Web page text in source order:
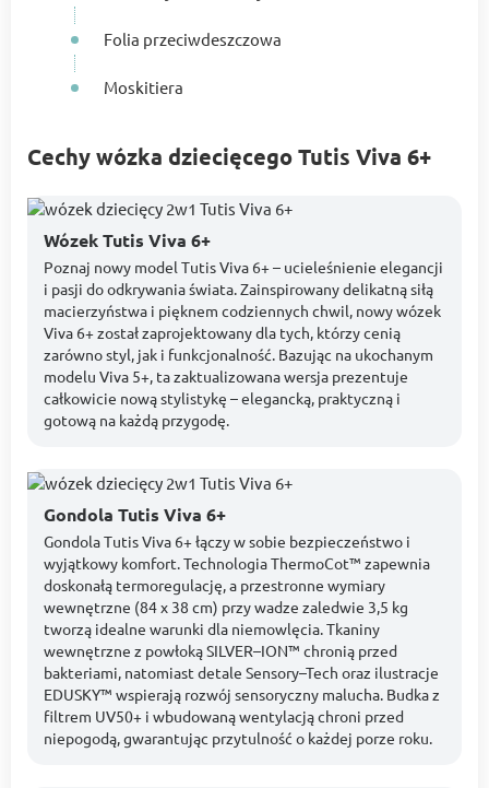
Folia przeciwdeszczowa
Moskitiera
Cechy wózka dziecięcego Tutis Viva 6+
Wózek Tutis Viva 6+
Poznaj nowy model Tutis Viva 6+ – ucieleśnienie elegancji
i pasji do odkrywania świata. Zainspirowany delikatną siłą
macierzyństwa i pięknem codziennych chwil, nowy wózek
Viva 6+ został zaprojektowany dla tych, którzy cenią
zarówno styl, jak i funkcjonalność. Bazując na ukochanym
modelu Viva 5+, ta zaktualizowana wersja prezentuje
całkowicie nową stylistykę – elegancką, praktyczną i
gotową na każdą przygodę.
Gondola Tutis Viva 6+
Gondola Tutis Viva 6+ łączy w sobie bezpieczeństwo i
wyjątkowy komfort. Technologia ThermoCot™ zapewnia
doskonałą termoregulację, a przestronne wymiary
wewnętrzne (84 x 38 cm) przy wadze zaledwie 3,5 kg
tworzą idealne warunki dla niemowlęcia. Tkaniny
wewnętrzne z powłoką SILVER–ION™ chronią przed
bakteriami, natomiast detale Sensory–Tech oraz ilustracje
EDUSKY™ wspierają rozwój sensoryczny malucha. Budka z
filtrem UV50+ i wbudowaną wentylacją chroni przed
niepogodą, gwarantując przytulność o każdej porze roku.